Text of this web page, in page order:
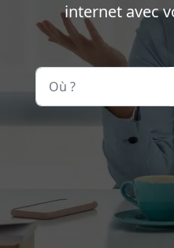
internet avec